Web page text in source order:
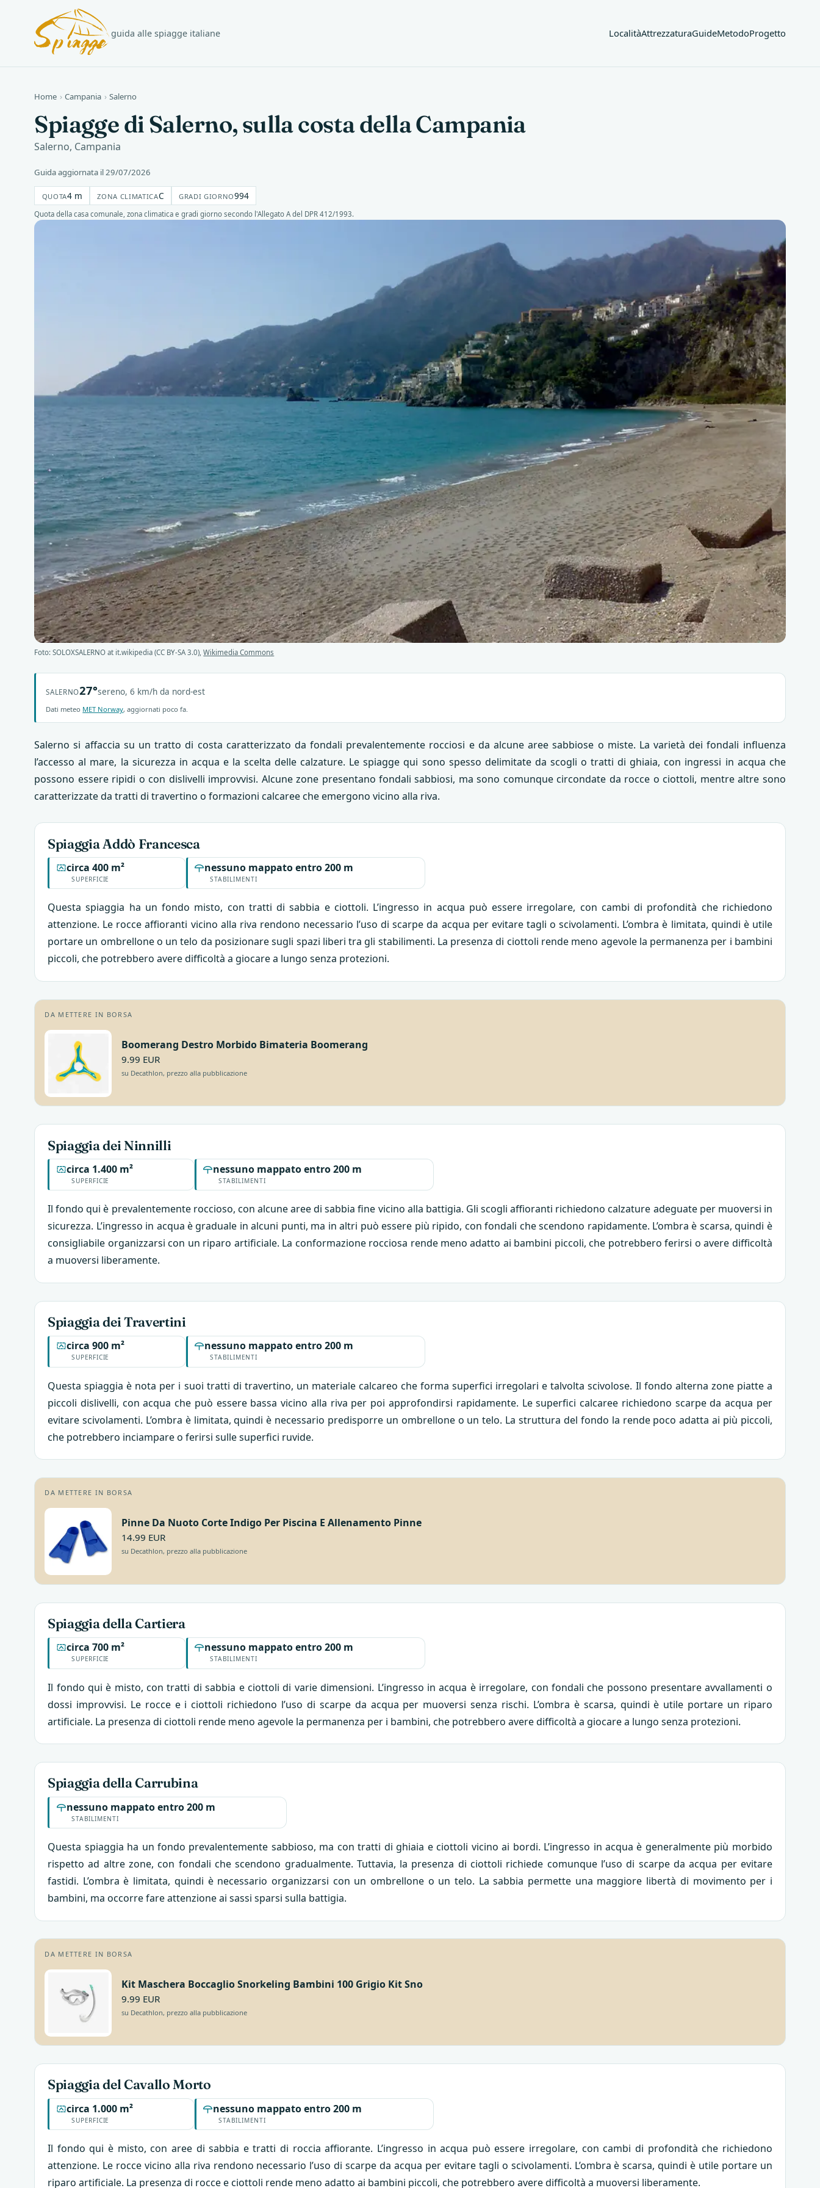
guida alle spiagge italiane LocalitàAttrezzaturaGuideMetodoProgetto
Home › Campania › Salerno
Spiagge di Salerno, sulla costa della Campania
Salerno, Campania
Guida aggiornata il 29/07/2026
QUOTA4 m ZONA CLIMATICAC GRADI GIORNO994
Quota della casa comunale, zona climatica e gradi giorno secondo l'Allegato A del DPR 412/1993.
Foto: SOLOXSALERNO at it.wikipedia (CC BY-SA 3.0),Wikimedia Commons
SALERNO27°sereno, 6 km/h da nord-est
Dati meteo MET Norway, aggiornati poco fa.
Salerno si affaccia su un tratto di costa caratterizzato da fondali prevalentemente rocciosi e da alcune aree sabbiose o miste. La varietà dei fondali influenza
l’accesso al mare, la sicurezza in acqua e la scelta delle calzature. Le spiagge qui sono spesso delimitate da scogli o tratti di ghiaia, con ingressi in acqua che
possono essere ripidi o con dislivelli improvvisi. Alcune zone presentano fondali sabbiosi, ma sono comunque circondate da rocce o ciottoli, mentre altre sono
caratterizzate da tratti di travertino o formazioni calcaree che emergono vicino alla riva.
Spiaggia Addò Francesca
SUPERFICIE
circa 400 m²
STABILIMENTI
nessuno mappato entro 200 m
Questa spiaggia ha un fondo misto, con tratti di sabbia e ciottoli. L’ingresso in acqua può essere irregolare, con cambi di profondità che richiedono
attenzione. Le rocce affioranti vicino alla riva rendono necessario l’uso di scarpe da acqua per evitare tagli o scivolamenti. L’ombra è limitata, quindi è utile
portare un ombrellone o un telo da posizionare sugli spazi liberi tra gli stabilimenti. La presenza di ciottoli rende meno agevole la permanenza per i bambini
piccoli, che potrebbero avere difficoltà a giocare a lungo senza protezioni.
DA METTERE IN BORSA
Boomerang Destro Morbido Bimateria Boomerang
9.99 EUR
su Decathlon, prezzo alla pubblicazione
Spiaggia dei Ninnilli
SUPERFICIE
circa 1.400 m²
STABILIMENTI
nessuno mappato entro 200 m
Il fondo qui è prevalentemente roccioso, con alcune aree di sabbia fine vicino alla battigia. Gli scogli affioranti richiedono calzature adeguate per muoversi in
sicurezza. L’ingresso in acqua è graduale in alcuni punti, ma in altri può essere più ripido, con fondali che scendono rapidamente. L’ombra è scarsa, quindi è
consigliabile organizzarsi con un riparo artificiale. La conformazione rocciosa rende meno adatto ai bambini piccoli, che potrebbero ferirsi o avere difficoltà
a muoversi liberamente.
Spiaggia dei Travertini
SUPERFICIE
circa 900 m²
STABILIMENTI
nessuno mappato entro 200 m
Questa spiaggia è nota per i suoi tratti di travertino, un materiale calcareo che forma superfici irregolari e talvolta scivolose. Il fondo alterna zone piatte a
piccoli dislivelli, con acqua che può essere bassa vicino alla riva per poi approfondirsi rapidamente. Le superfici calcaree richiedono scarpe da acqua per
evitare scivolamenti. L’ombra è limitata, quindi è necessario predisporre un ombrellone o un telo. La struttura del fondo la rende poco adatta ai più piccoli,
che potrebbero inciampare o ferirsi sulle superfici ruvide.
DA METTERE IN BORSA
Pinne Da Nuoto Corte Indigo Per Piscina E Allenamento Pinne
14.99 EUR
su Decathlon, prezzo alla pubblicazione
Spiaggia della Cartiera
SUPERFICIE
circa 700 m²
STABILIMENTI
nessuno mappato entro 200 m
Il fondo qui è misto, con tratti di sabbia e ciottoli di varie dimensioni. L’ingresso in acqua è irregolare, con fondali che possono presentare avvallamenti o
dossi improvvisi. Le rocce e i ciottoli richiedono l’uso di scarpe da acqua per muoversi senza rischi. L’ombra è scarsa, quindi è utile portare un riparo
artificiale. La presenza di ciottoli rende meno agevole la permanenza per i bambini, che potrebbero avere difficoltà a giocare a lungo senza protezioni.
Spiaggia della Carrubina
STABILIMENTI
nessuno mappato entro 200 m
Questa spiaggia ha un fondo prevalentemente sabbioso, ma con tratti di ghiaia e ciottoli vicino ai bordi. L’ingresso in acqua è generalmente più morbido
rispetto ad altre zone, con fondali che scendono gradualmente. Tuttavia, la presenza di ciottoli richiede comunque l’uso di scarpe da acqua per evitare
fastidi. L’ombra è limitata, quindi è necessario organizzarsi con un ombrellone o un telo. La sabbia permette una maggiore libertà di movimento per i
bambini, ma occorre fare attenzione ai sassi sparsi sulla battigia.
DA METTERE IN BORSA
Kit Maschera Boccaglio Snorkeling Bambini 100 Grigio Kit Sno
9.99 EUR
su Decathlon, prezzo alla pubblicazione
Spiaggia del Cavallo Morto
SUPERFICIE
circa 1.000 m²
STABILIMENTI
nessuno mappato entro 200 m
Il fondo qui è misto, con aree di sabbia e tratti di roccia affiorante. L’ingresso in acqua può essere irregolare, con cambi di profondità che richiedono
attenzione. Le rocce vicino alla riva rendono necessario l’uso di scarpe da acqua per evitare tagli o scivolamenti. L’ombra è scarsa, quindi è utile portare un
riparo artificiale. La presenza di rocce e ciottoli rende meno adatto ai bambini piccoli, che potrebbero avere difficoltà a muoversi liberamente.